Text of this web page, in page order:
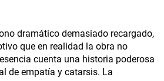
dramático demasiado recargado,
que en realidad la obra no
cuenta una historia poderosa
de empatía y catarsis. La